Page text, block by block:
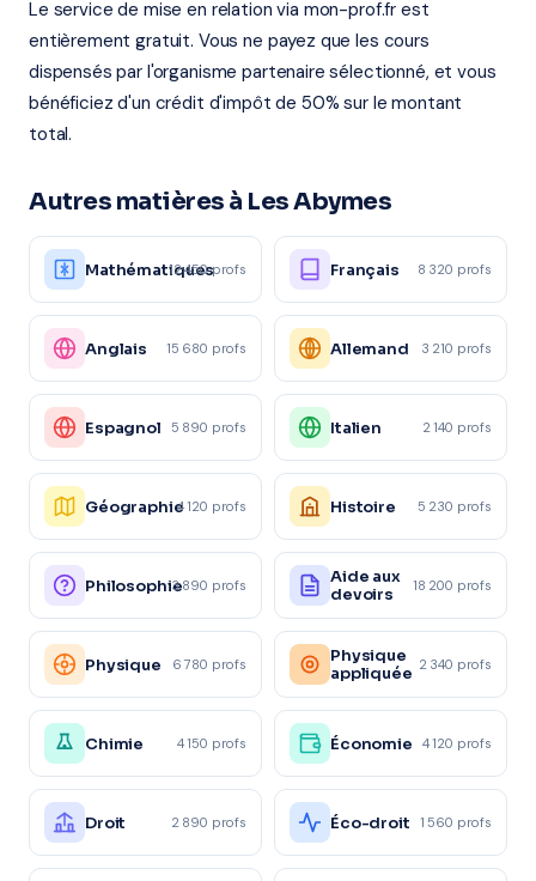
Le service de mise en relation via mon-prof.fr est
entièrement gratuit. Vous ne payez que les cours
dispensés par l'organisme partenaire sélectionné, et vous
bénéficiez d'un crédit d'impôt de 50% sur le montant
total.
Autres matières à Les Abymes
Mathématiques
12 450 profs Français 8 320 profs
Anglais 15 680 profs Allemand 3 210 profs
Espagnol 5 890 profs Italien 2 140 profs
Géographie4 120 profs Histoire 5 230 profs
Philosophie3 890 profs
Aide aux
devoirs
18 200 profs
Physique 6 780 profs
Physique
appliquée 2 340 profs
Chimie 4 150 profs Économie 4 120 profs
Droit 2 890 profs Éco-droit 1 560 profs